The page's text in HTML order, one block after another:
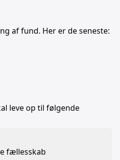
af fund. Her er de seneste:
leve op til følgende
fællesskab